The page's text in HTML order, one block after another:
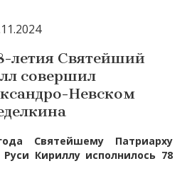
летия Святейший
совершил
Невском
Святейшему Патриарху
Кириллу исполнилось 78